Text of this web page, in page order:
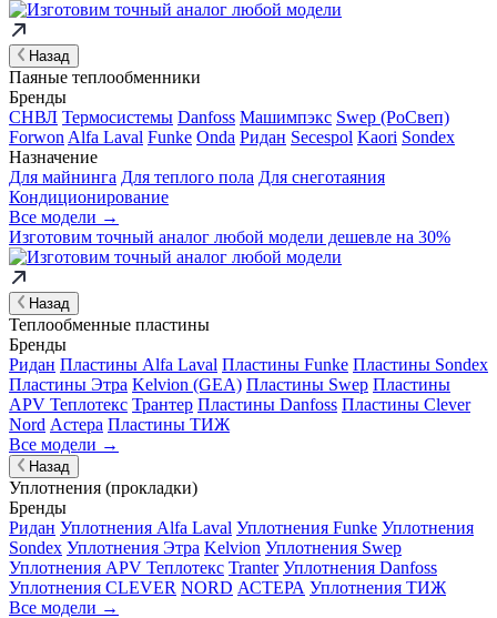
Назад
Паяные теплообменники
Бренды
СНВЛ Термосистемы Danfoss Машимпэкс Swep (РоСвеп)
Forwon Alfa Laval Funke Onda Ридан Secespol Kaori Sondex
Назначение
Для майнинга Для теплого пола Для снеготаяния
Кондиционирование
Все модели →
Изготовим точный аналог любой модели дешевле на 30%
Назад
Теплообменные пластины
Бренды
Ридан Пластины Alfa Laval Пластины Funke Пластины Sondex
Пластины Этра Kelvion (GEA) Пластины Swep Пластины
APV Теплотекс Трантер Пластины Danfoss Пластины Clever
Nord Астера Пластины ТИЖ
Все модели →
Назад
Уплотнения (прокладки)
Бренды
Ридан Уплотнения Alfa Laval Уплотнения Funke Уплотнения
Sondex Уплотнения Этра Kelvion Уплотнения Swep
Уплотнения APV Теплотекс Tranter Уплотнения Danfoss
Уплотнения CLEVER NORD АСТЕРА Уплотнения ТИЖ
Все модели →